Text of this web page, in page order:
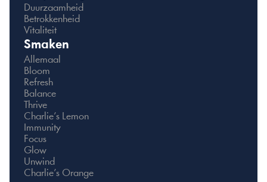
Duurzaamheid
Betrokkenheid
Vitaliteit
Smaken
Allemaal
Bloom
Refresh
Balance
Thrive
Charlie’s Lemon
Immunity
Focus
Glow
Unwind
Charlie’s Orange